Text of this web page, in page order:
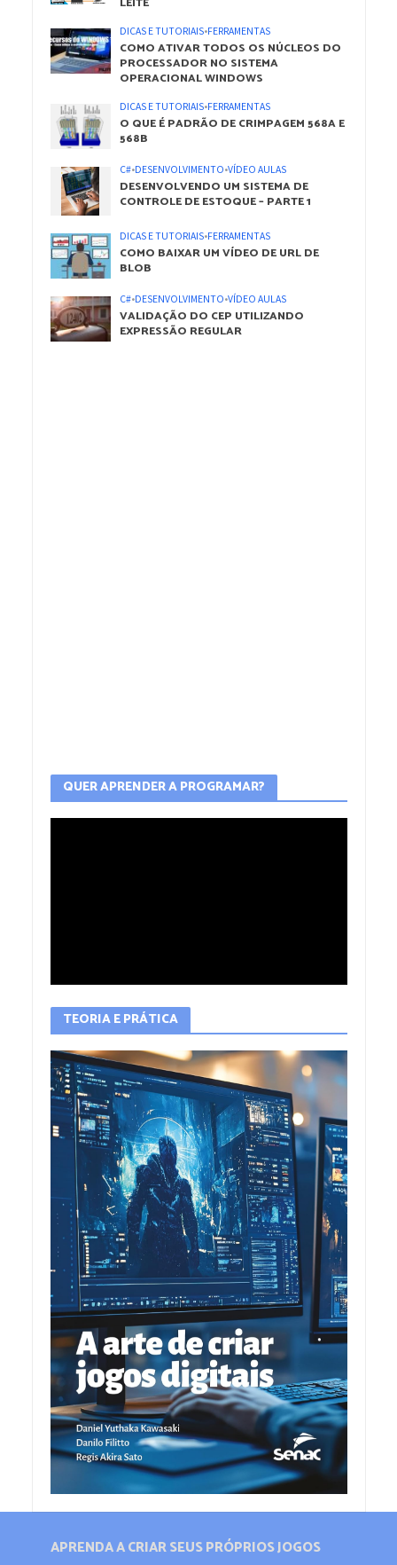
DICAS E TUTORIAIS•FERRAMENTAS
COMO ATIVAR TODOS OS NÚCLEOS DO
PROCESSADOR NO SISTEMA
OPERACIONAL WINDOWS
DICAS E TUTORIAIS•FERRAMENTAS
O QUE É PADRÃO DE CRIMPAGEM 568A E
568B
C#•DESENVOLVIMENTO•VÍDEO AULAS
DESENVOLVENDO UM SISTEMA DE
CONTROLE DE ESTOQUE – PARTE 1
DICAS E TUTORIAIS•FERRAMENTAS
COMO BAIXAR UM VÍDEO DE URL DE
BLOB
C#•DESENVOLVIMENTO•VÍDEO AULAS
VALIDAÇÃO DO CEP UTILIZANDO
EXPRESSÃO REGULAR
QUER APRENDER A PROGRAMAR?
TEORIA E PRÁTICA
APRENDA A CRIAR SEUS PRÓPRIOS JOGOS